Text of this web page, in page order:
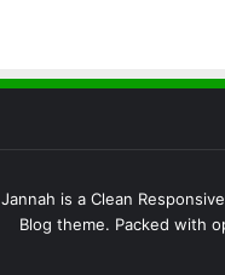
Jannah is a Clean
Blog theme. Packed with